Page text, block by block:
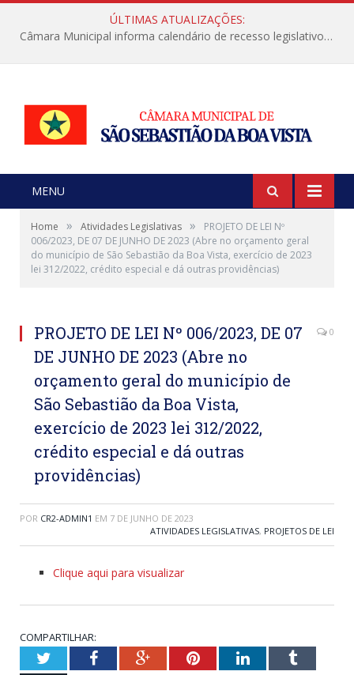
ÚLTIMAS ATUALIZAÇÕES:
Câmara Municipal informa calendário de recesso legislativo de julho
MENU
Home » Atividades Legislativas »
PROJETO DE LEI Nº
006/2023, DE 07 DE JUNHO DE 2023 (Abre no orçamento geral
do município de São Sebastião da Boa Vista, exercício de 2023
lei 312/2022, crédito especial e dá outras providências)
PROJETO DE LEI Nº 006/2023, DE 07
DE JUNHO DE 2023 (Abre no
orçamento geral do município de
São Sebastião da Boa Vista,
exercício de 2023 lei 312/2022,
crédito especial e dá outras
providências)
0
POR CR2-ADMIN1 EM 7 DE JUNHO DE 2023
ATIVIDADES LEGISLATIVAS, PROJETOS DE LEI
Clique aqui para visualizar
COMPARTILHAR:
TwitterFacebookGoogle+PinterestLinkedInTumblr